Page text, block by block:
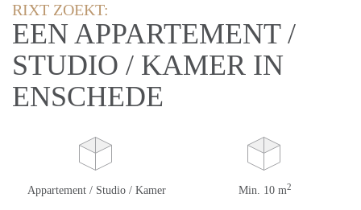
RIXT ZOEKT:
EEN APPARTEMENT /
STUDIO / KAMER IN
ENSCHEDE
Appartement / Studio / Kamer Min. 10 m2